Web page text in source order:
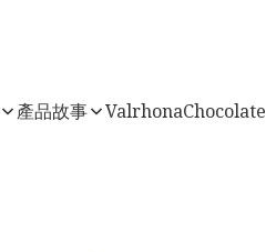
產品故事 ValrhonaChocolate